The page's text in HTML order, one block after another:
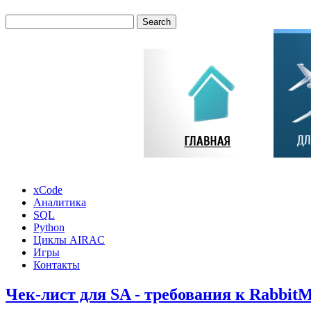
xCode
Аналитика
SQL
Python
Циклы AIRAC
Игры
Контакты
Чек-лист для SA - требования к